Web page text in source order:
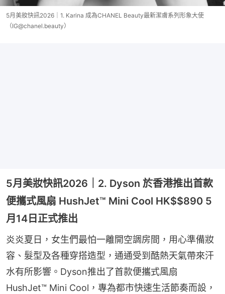
5月美妝快訊2026｜1. Karina 成為CHANEL Beauty最新潔膚系列形象大使
（IG@chanel.beauty）
5月美妝快訊2026｜2. Dyson 於香港推出首款
便攜式風扇 HushJet™ Mini Cool HK$$890 5
月14日正式推出
炎炎夏日，女生們最怕一離開空調房間，用心準備妝
容、髮型及各種穿搭造型，通通受到酷熱天氣帶來汗
水有所影響。Dyson推出了首款便攜式風扇
HushJet™ Mini Cool，專為都市快速生活節奏而設，